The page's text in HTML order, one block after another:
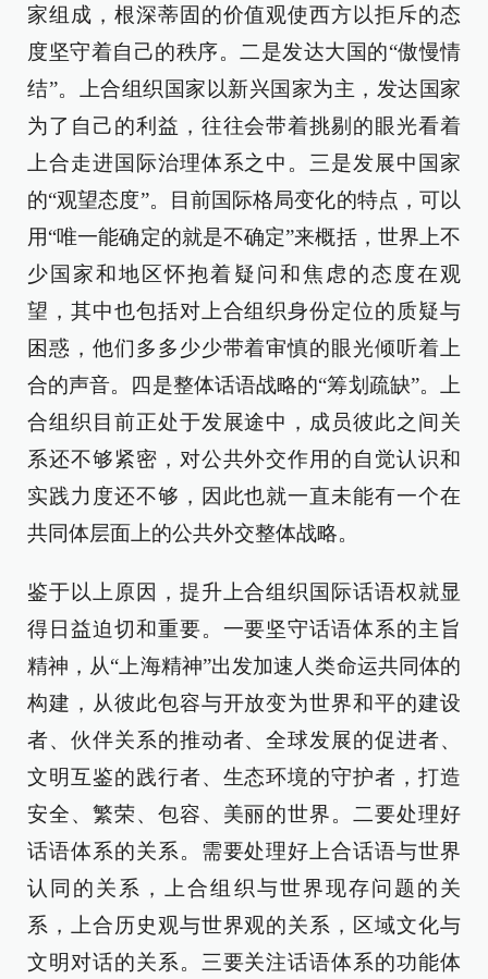
家组成，根深蒂固的价值观使西方以拒斥的态
度坚守着自己的秩序。二是发达大国的“傲慢情
结”。上合组织国家以新兴国家为主，发达国家
为了自己的利益，往往会带着挑剔的眼光看着
上合走进国际治理体系之中。三是发展中国家
的“观望态度”。目前国际格局变化的特点，可以
用“唯一能确定的就是不确定”来概括，世界上不
少国家和地区怀抱着疑问和焦虑的态度在观
望，其中也包括对上合组织身份定位的质疑与
困惑，他们多多少少带着审慎的眼光倾听着上
合的声音。四是整体话语战略的“筹划疏缺”。上
合组织目前正处于发展途中，成员彼此之间关
系还不够紧密，对公共外交作用的自觉认识和
实践力度还不够，因此也就一直未能有一个在
共同体层面上的公共外交整体战略。
鉴于以上原因，提升上合组织国际话语权就显
得日益迫切和重要。一要坚守话语体系的主旨
精神，从“上海精神”出发加速人类命运共同体的
构建，从彼此包容与开放变为世界和平的建设
者、伙伴关系的推动者、全球发展的促进者、
文明互鉴的践行者、生态环境的守护者，打造
安全、繁荣、包容、美丽的世界。二要处理好
话语体系的关系。需要处理好上合话语与世界
认同的关系，上合组织与世界现存问题的关
系，上合历史观与世界观的关系，区域文化与
文明对话的关系。三要关注话语体系的功能体